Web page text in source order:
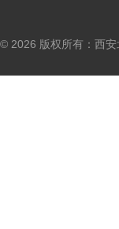
© 2026 版权所有：西